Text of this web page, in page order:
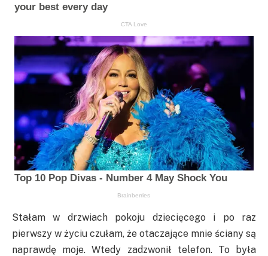
Stałam w drzwiach pokoju dziecięcego i po raz
pierwszy w życiu czułam, że otaczające mnie ściany są
naprawdę moje. Wtedy zadzwonił telefon. To była